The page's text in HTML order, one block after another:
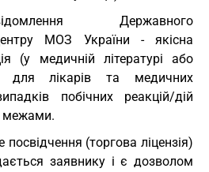
Державного
МОЗ України - якісна
(у медичній літературі або
для лікарів та медичних
побічних реакцій/дій
межами.
посвідчення (торгова ліцензія)
заявнику і є дозволом